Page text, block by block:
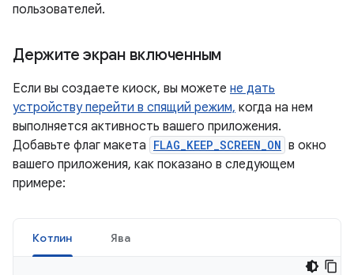
пользователей.
Держите экран включенным
Если вы создаете киоск, вы можете не дать
устройству перейти в спящий режим, когда на нем
выполняется активность вашего приложения.
Добавьте флаг макета FLAG_KEEP_SCREEN_ON в окно
вашего приложения, как показано в следующем
примере:
Котлин Ява